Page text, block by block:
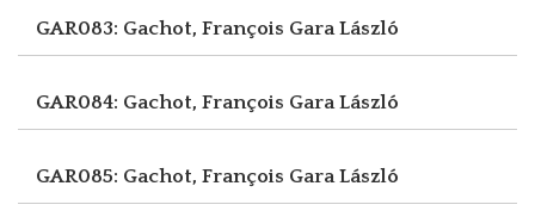
GAR083: Gachot, François Gara László
GAR084: Gachot, François Gara László
GAR085: Gachot, François Gara László